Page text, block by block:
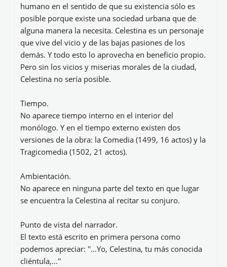
humano en el sentido de que su existencia sólo es
posible porque existe una sociedad urbana que de
alguna manera la necesita. Celestina es un personaje
que vive del vicio y de las bajas pasiones de los
demás. Y todo esto lo aprovecha en beneficio propio.
Pero sin los vicios y miserias morales de la ciudad,
Celestina no sería posible.
Tiempo.
No aparece tiempo interno en el interior del
monólogo. Y en el tiempo externo existen dos
versiones de la obra: la Comedia (1499, 16 actos) y la
Tragicomedia (1502, 21 actos).
Ambientación.
No aparece en ninguna parte del texto en que lugar
se encuentra la Celestina al recitar su conjuro.
Punto de vista del narrador.
El texto está escrito en primera persona como
podemos apreciar: ''...Yo, Celestina, tu más conocida
cliéntula,...''